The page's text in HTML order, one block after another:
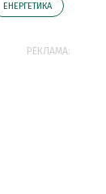
ЕНЕРГЕТИКА
РЕКЛАМА: